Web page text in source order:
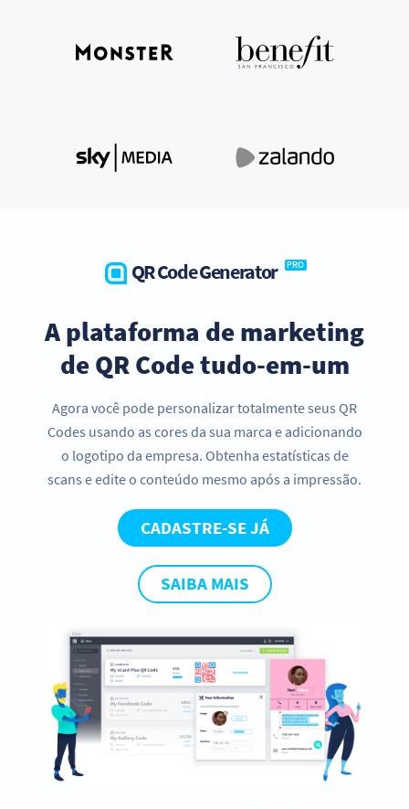
QR Code Generator PRO
A plataforma de marketing
de QR Code tudo-em-um
Agora você pode personalizar totalmente seus QR
Codes usando as cores da sua marca e adicionando
o logotipo da empresa. Obtenha estatísticas de
scans e edite o conteúdo mesmo após a impressão.
CADASTRE-SE JÁ
SAIBA MAIS